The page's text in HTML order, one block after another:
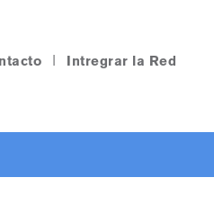
| Intregrar la Red